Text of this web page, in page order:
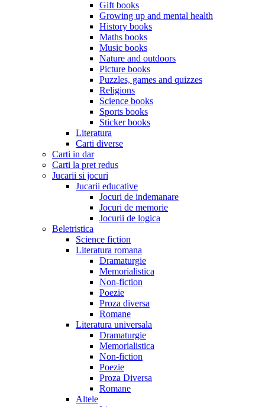
Gift books
Growing up and mental health
History books
Maths books
Music books
Nature and outdoors
Picture books
Puzzles, games and quizzes
Religions
Science books
Sports books
Sticker books
Literatura
Carti diverse
Carti in dar
Carti la pret redus
Jucarii si jocuri
Jucarii educative
Jocuri de indemanare
Jocuri de memorie
Jocurii de logica
Beletristica
Science fiction
Literatura romana
Dramaturgie
Memorialistica
Non-fiction
Poezie
Proza diversa
Romane
Literatura universala
Dramaturgie
Memorialistica
Non-fiction
Poezie
Proza Diversa
Romane
Altele